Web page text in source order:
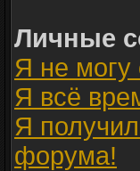
Личные
Я не могу
Я всё
Я
форума!